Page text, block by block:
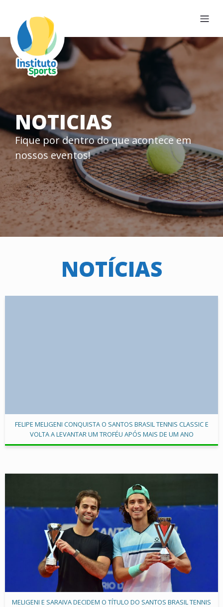
NOTICIAS
Fique por dentro do que acontece em
nossos eventos!
NOTÍCIAS
FELIPE MELIGENI CONQUISTA O SANTOS BRASIL TENNIS CLASSIC E
VOLTA A LEVANTAR UM TROFÉU APÓS MAIS DE UM ANO
MELIGENI E SARAIVA DECIDEM O TÍTULO DO SANTOS BRASIL TENNIS